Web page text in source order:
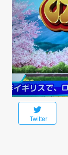
Twitter